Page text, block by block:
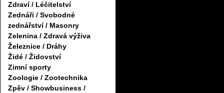
Zdraví / Léčitelství
Zednáři / Svobodné
zednářství / Masonry
Zelenina / Zdravá výživa
Železnice / Dráhy
Židé / Židovství
Zimní sporty
Zoologie / Zootechnika
Zpěv / Showbusiness /